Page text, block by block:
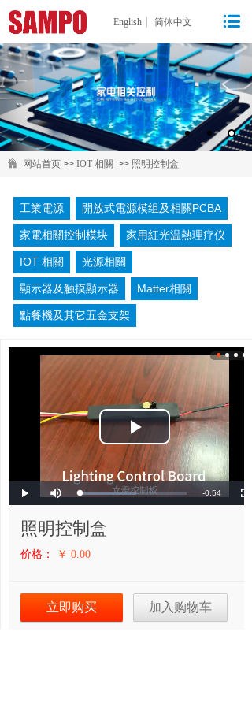
English 简体中文
网站首页 >> IOT 相關 >> 照明控制盒
工業電源 開放式電源模组及相關PCBA
家電相關控制模块 家用紅光温熱理疗仪
IOT 相關 光源相關
顯示器及触摸顯示器 Matter相關
點餐機及其它五金支架
Play
Video
Play
Mute
Loaded:
0%
Progress:
0%
Remaining
-0:54
照明控制盒
价格： ￥ 0.00
立即购买 加入购物车